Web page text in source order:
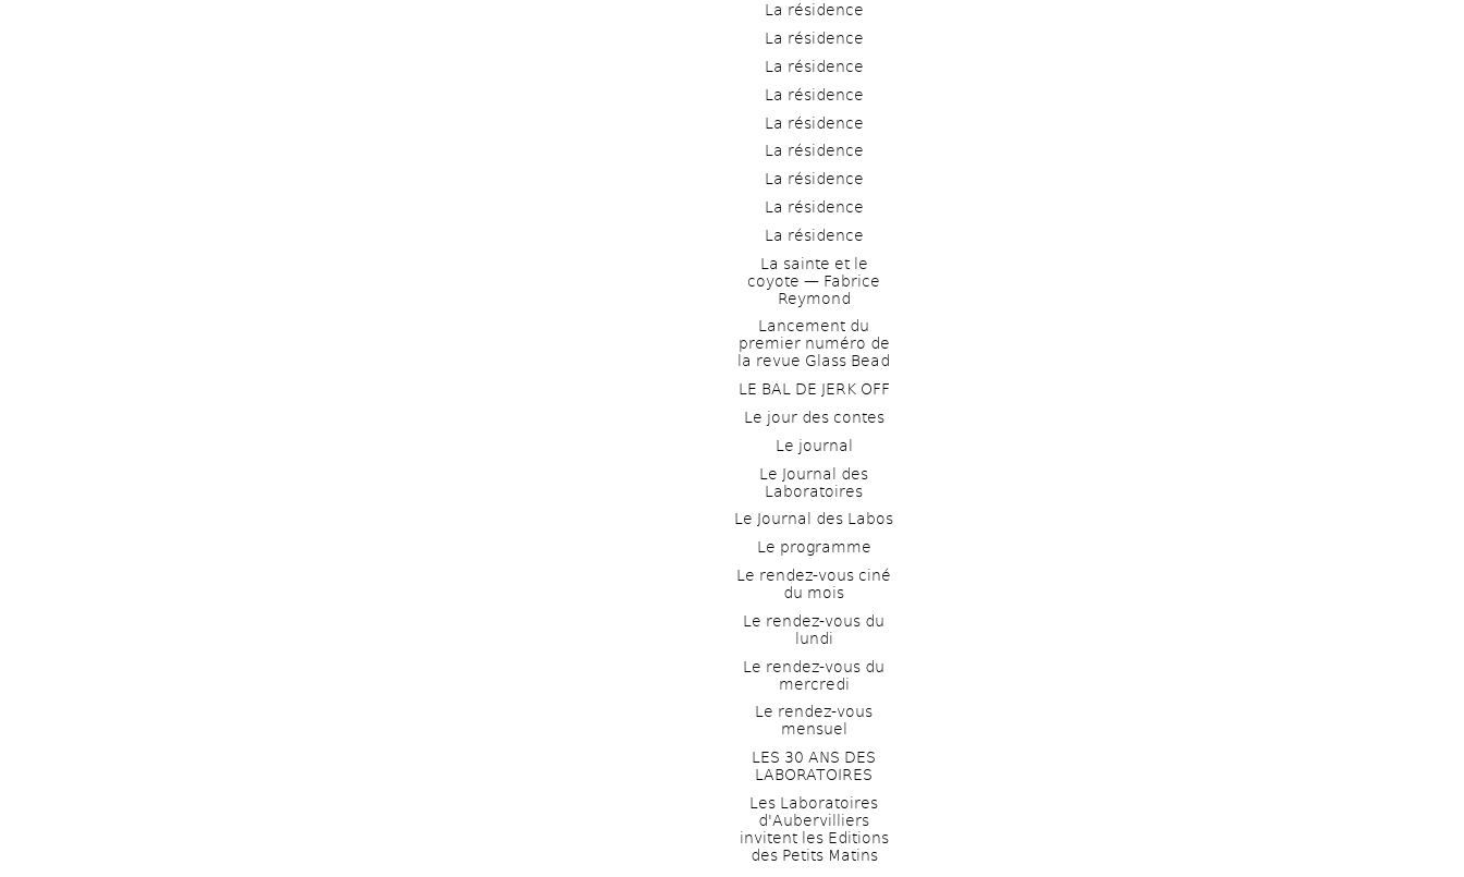
La résidence
La résidence
La résidence
La résidence
La résidence
La résidence
La résidence
La résidence
La résidence
La sainte et le
coyote — Fabrice
Reymond
Lancement du
premier numéro de
la revue Glass Bead
LE BAL DE JERK OFF
Le jour des contes
Le journal
Le Journal des
Laboratoires
Le Journal des Labos
Le programme
Le rendez-vous ciné
du mois
Le rendez-vous du
lundi
Le rendez-vous du
mercredi
Le rendez-vous
mensuel
LES 30 ANS DES
LABORATOIRES
Les Laboratoires
d'Aubervilliers
invitent les Editions
des Petits Matins